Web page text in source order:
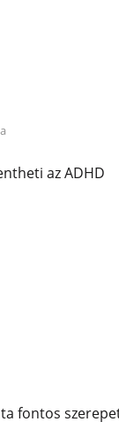
az ADHD
fontos